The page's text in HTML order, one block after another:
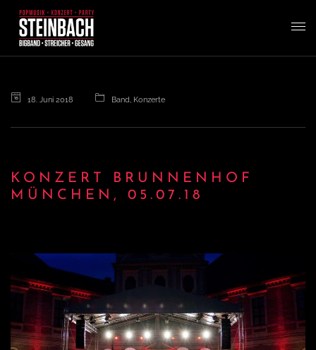
g
a
18. Juni 2018 Band, Konzerte
KONZERT BRUNNENHOF
MÜNCHEN, 05.07.18